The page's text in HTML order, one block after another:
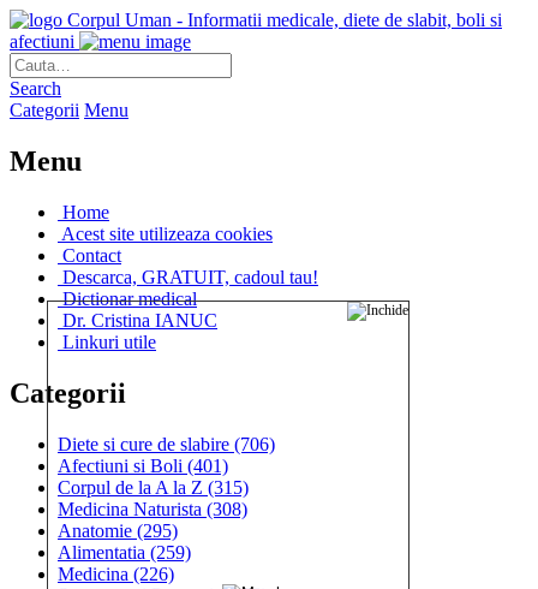
Corpul Uman - Informatii medicale, diete de slabit, boli si
afectiuni
Search
Categorii Menu
Menu
Home
Acest site utilizeaza cookies
Contact
Descarca, GRATUIT, cadoul tau!
Dictionar medical
Dr. Cristina IANUC
Linkuri utile
Categorii
Diete si cure de slabire (706)
Afectiuni si Boli (401)
Corpul de la A la Z (315)
Medicina Naturista (308)
Anatomie (295)
Alimentatia (259)
Medicina (226)